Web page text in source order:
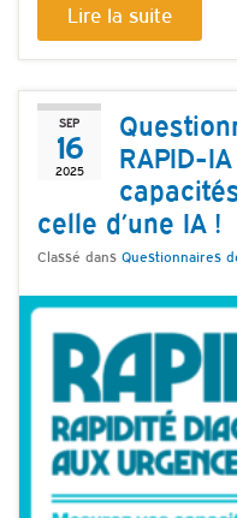
Lire la suite
SEP
16
2025
RAPID-
celle d’une IA !
Classé dans Questionnaires